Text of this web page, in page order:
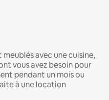
avec une cuisine,
vous avez besoin pour
pendant un mois ou
à une location